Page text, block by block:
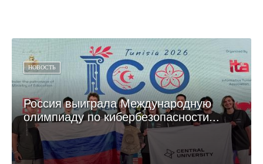
НОВОСТЬ
Россия выиграла Международную
олимпиаду по кибербезопасности...